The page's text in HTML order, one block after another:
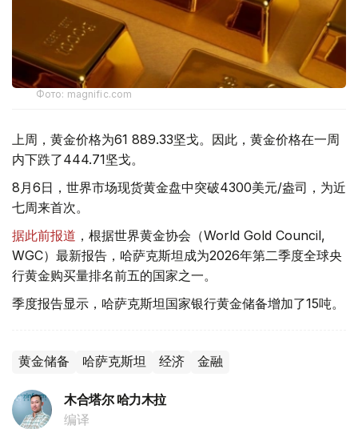
Фото: magnific.com
上周，黄金价格为61 889.33坚戈。因此，黄金价格在一周
内下跌了444.71坚戈。
8月6日，世界市场现货黄金盘中突破4300美元/盎司，为近
七周来首次。
据此前报道 ，根据世界黄金协会（World Gold Council,
WGC）最新报告，哈萨克斯坦成为2026年第二季度全球央
行黄金购买量排名前五的国家之一。
季度报告显示，哈萨克斯坦国家银行黄金储备增加了15吨。
黄金储备 哈萨克斯坦 经济 金融
木合塔尔 哈力木拉
编译